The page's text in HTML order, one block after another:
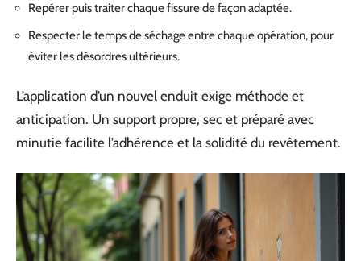
Repérer puis traiter chaque fissure de façon adaptée.
Respecter le temps de séchage entre chaque opération, pour
éviter les désordres ultérieurs.
L’application d’un nouvel enduit exige méthode et
anticipation. Un support propre, sec et préparé avec
minutie facilite l’adhérence et la solidité du revêtement.